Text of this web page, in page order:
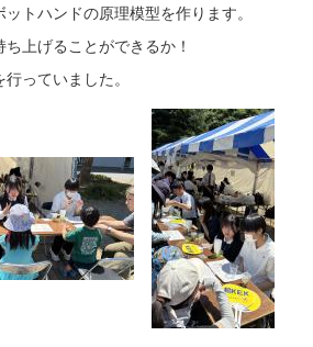
トハンドの原理模型を作ります。
上げることができるか！
っていました。